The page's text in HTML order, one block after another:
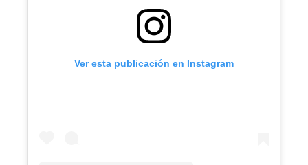
Ver esta publicación en Instagram